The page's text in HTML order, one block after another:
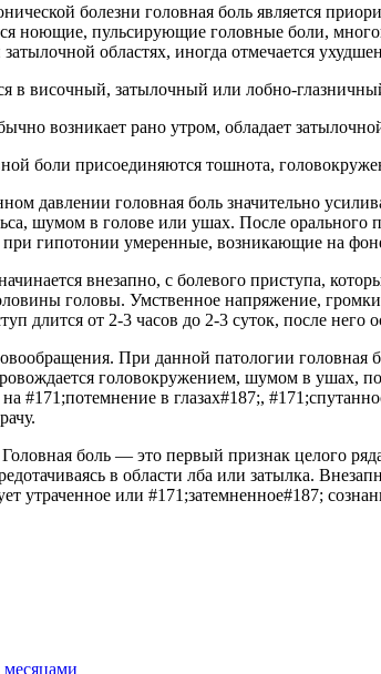
болезни головная боль является
ноющие, пульсирующие головные боли,
областях, иногда отмечается
в височный, затылочный или лобно-
возникает рано утром, обладает
боли присоединяются тошнота,
давлении головная боль значительно
шумом в голове или ушах. После
гипотонии умеренные, возникающие на
внезапно, с болевого приступа,
головы. Умственное напряжение,
длится от 2-3 часов до 2-3 суток, после него
При данной патологии головная
головокружением, шумом в
#171;потемнение в глазах#187;,
боль — это первый признак целого
в области лба или затылка.
утраченное или #171;затемненное#187;